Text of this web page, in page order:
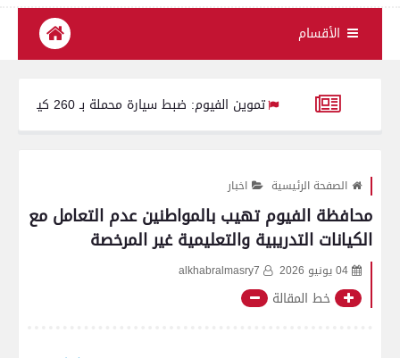
الأقسام
تموين الفيوم: ضبط سيارة محملة بـ 260 كيلو لحوم مفرومة غير صالحة للاستهلاك الآدمي
الصفحة الرئيسية اخبار
محافظة الفيوم تهيب بالمواطنين عدم التعامل مع
الكيانات التدريبية والتعليمية غير المرخصة
04 يونيو 2026 alkhabralmasry7
خط المقالة